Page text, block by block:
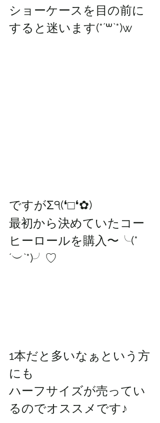
ショーケースを目の前に
すると迷います(*´꒳`*)w
ですがΣ੧(❛□❛✿)
最初から決めていたコー
ヒーロールを購入〜╰(*
´︶`*)╯♡
1本だと多いなぁという方
にも
ハーフサイズが売ってい
るのでオススメです♪